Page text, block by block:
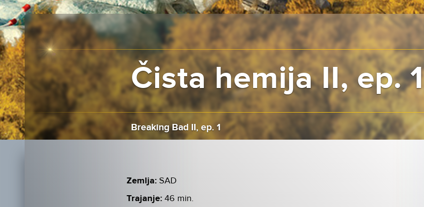
Čista hemija II, ep. 1
Breaking Bad II, ep. 1
Zemlja: SAD
Trajanje: 46 min.